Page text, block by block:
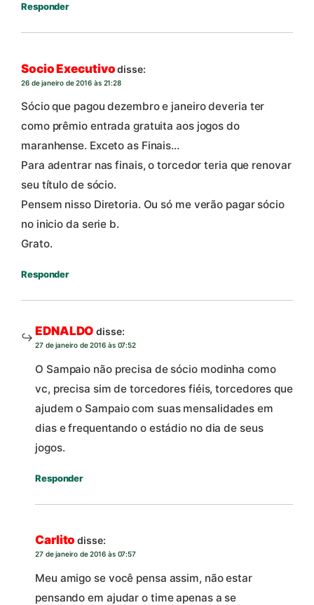
Responder
Socio Executivo disse:
26 de janeiro de 2016 às 21:28
Sócio que pagou dezembro e janeiro deveria ter
como prêmio entrada gratuita aos jogos do
maranhense. Exceto as Finais…
Para adentrar nas finais, o torcedor teria que renovar
seu título de sócio.
Pensem nisso Diretoria. Ou só me verão pagar sócio
no inicio da serie b.
Grato.
Responder
EDNALDO disse:
27 de janeiro de 2016 às 07:52
O Sampaio não precisa de sócio modinha como
vc, precisa sim de torcedores fiéis, torcedores que
ajudem o Sampaio com suas mensalidades em
dias e frequentando o estádio no dia de seus
jogos.
Responder
Carlito disse:
27 de janeiro de 2016 às 07:57
Meu amigo se você pensa assim, não estar
pensando em ajudar o time apenas a se